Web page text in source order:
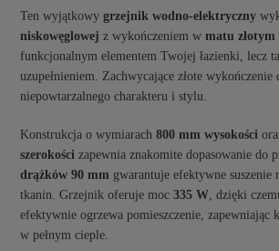
Ten wyjątkowygrzejnik wodno-elektryczny
niskowęglowej z wykończeniem wmatu złotym
funkcjonalnym elementem Twojej łazienki, lecz
uzupełnieniem. Zachwycające złote
niepowtarzalnego charakteru i stylu.
Konstrukcja o wymiarach800 mm wysokości
szerokości zapewnia znakomite dopasowanie do
drążków 90 mm gwarantuje efektywne
tkanin. Grzejnik oferuje moc335 W, dzięki
efektywnie ogrzewa pomieszczenie, zapewniając
w pełnym cieple.